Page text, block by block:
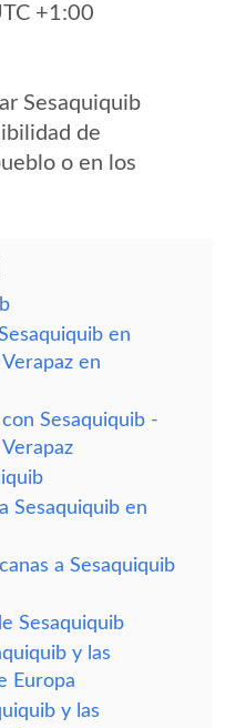
+1:00
Sesaquiquib
de
o en los
en
en
Sesaquiquib -
Sesaquiquib en
a Sesaquiquib
Sesaquiquib
y las
Europa
y las